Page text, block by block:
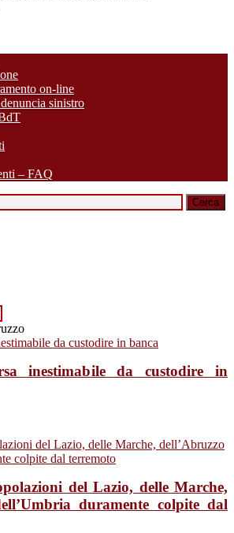
on-line
sinistro
– FAQ
inestimabile da custodire in
del Lazio, delle Marche,
duramente colpite dal